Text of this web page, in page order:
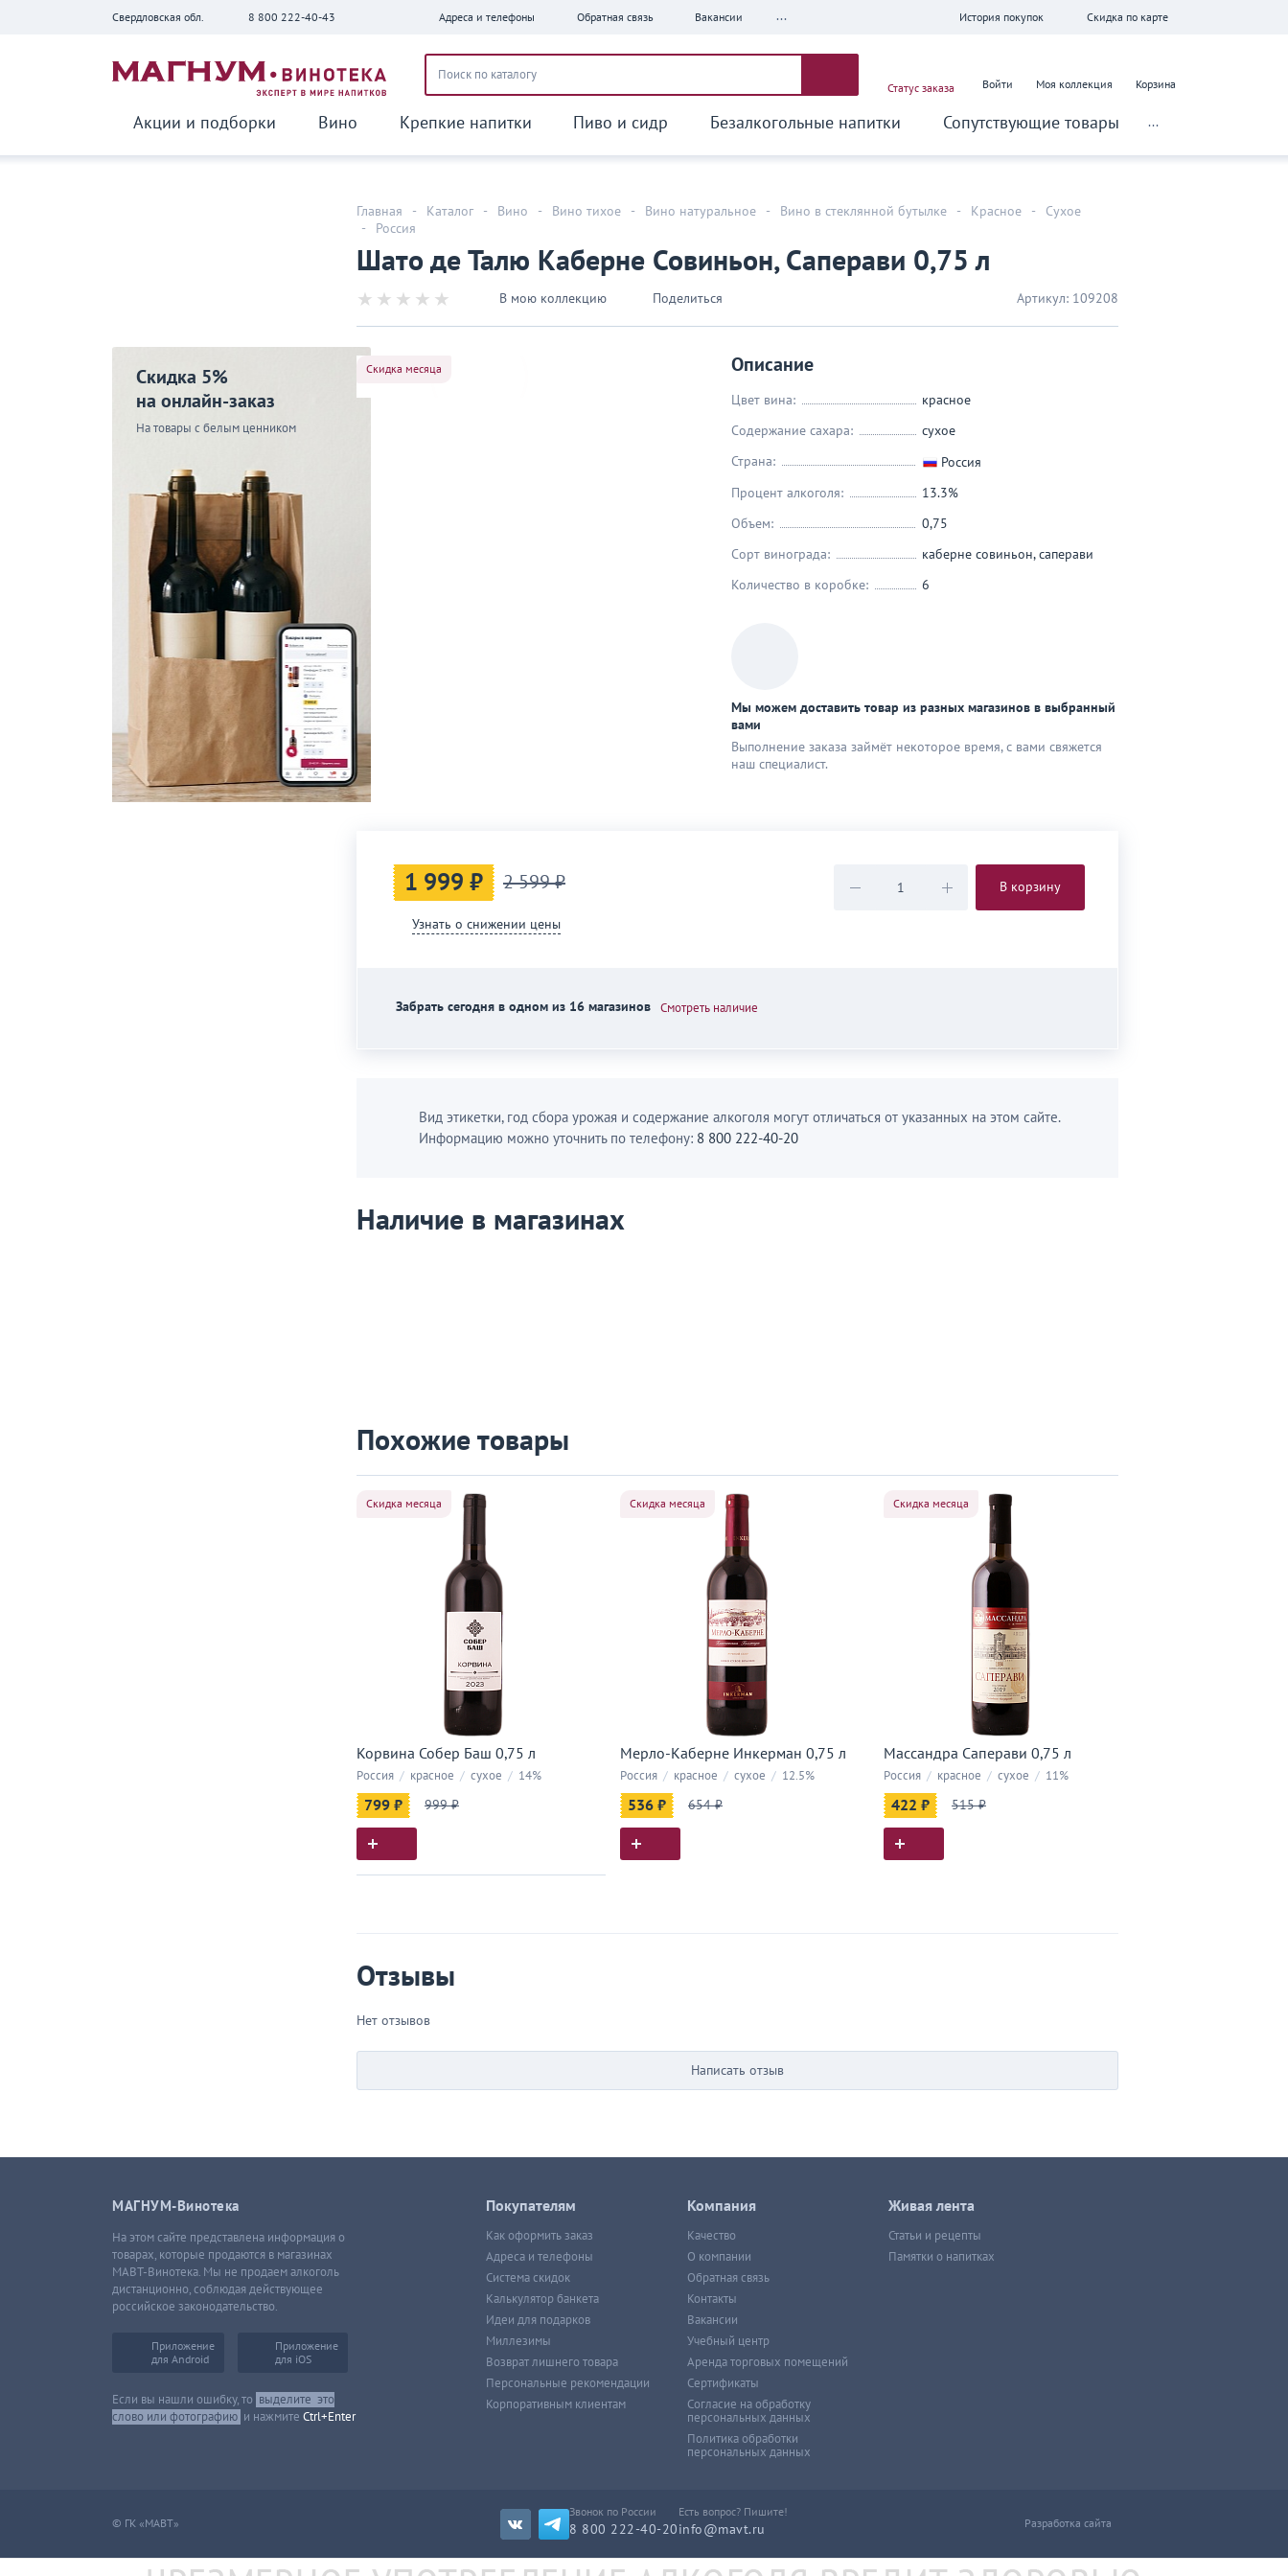
Свердловская обл. 8 800 222-40-43 Адреса и телефоны Обратная связь Вакансии ... История покупок Скидка по карте
Статус заказа Войти Моя коллекция Корзина
Акции и подборки Вино Крепкие напитки Пиво и сидр Безалкогольные напитки Сопутствующие товары ...
Скидка 5%
на онлайн-заказ
На товары с белым ценником
Главная - Каталог - Вино - Вино тихое - Вино натуральное - Вино в стеклянной бутылке - Красное -
Сухое
-
Россия
Шато де Талю Каберне Совиньон, Саперави 0,75 л
В мою коллекцию Поделиться Артикул: 109208
Скидка месяца Описание
Цвет вина:
красное
Содержание сахара:
сухое
Страна:
Россия
Процент алкоголя:
13.3%
Объем:
0,75
Сорт винограда:
каберне совиньон,саперави
Количество в коробке:
6
Мы можем доставить товар из разных магазинов в выбранный
вами
Выполнение заказа займёт некоторое время, с вами свяжется
наш специaлист.
1 999 ₽ 2 599 ₽
Узнать о снижении цены
В корзину
Забрать сегодня в одном из 16 магазинов Смотреть наличие
Вид этикетки, год сбора урожая и содержание алкоголя могут отличаться от указанных на этом сайте.
Информацию можно уточнить по телефону: 8 800 222-40-20
Наличие в магазинах
Похожие товары
Скидка месяца
Корвина Собер Баш 0,75 л
Россия / красное / сухое / 14%
799 ₽ 999 ₽
Скидка месяца
Мерло-Каберне Инкерман 0,75 л
Россия / красное / сухое / 12.5%
536 ₽ 654 ₽
Скидка месяца
Массандра Саперави 0,75 л
Россия / красное / сухое / 11%
422 ₽ 515 ₽
Отзывы
Нет отзывов
Написать отзыв
МАГНУМ-Винотека
На этом сайте представлена информация о
товарах, которые продаются в магазинах
МАВТ-Винотека. Мы не продаем алкоголь
дистанционно, соблюдая действующее
российское законодательство.
Приложение
для Android
Приложение
для iOS
Если вы нашли ошибку, то выделите это
слово или фотографию и нажмите Ctrl+Enter
Покупателям
Как оформить заказ
Адреса и телефоны
Система скидок
Калькулятор банкета
Идеи для подарков
Миллезимы
Возврат лишнего товара
Персональные рекомендации
Корпоративным клиентам
Компания
Качество
О компании
Обратная связь
Контакты
Вакансии
Учебный центр
Аренда торговых помещений
Сертификаты
Согласие на обработку
персональных данных
Политика обработки
персональных данных
Живая лента
Статьи и рецепты
Памятки о напитках
© ГК «МАВТ»
Звонок по России
8 800 222-40-20
Есть вопрос? Пишите!
info@mavt.ru Разработка сайта